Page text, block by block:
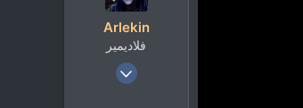
Arlekin
فلاديمير
23 Июн 2008